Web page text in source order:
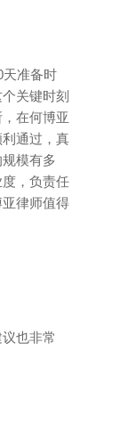
天准备时
关键时刻
在何博亚
通过，真
模有多
，负责任
律师值得
也非常